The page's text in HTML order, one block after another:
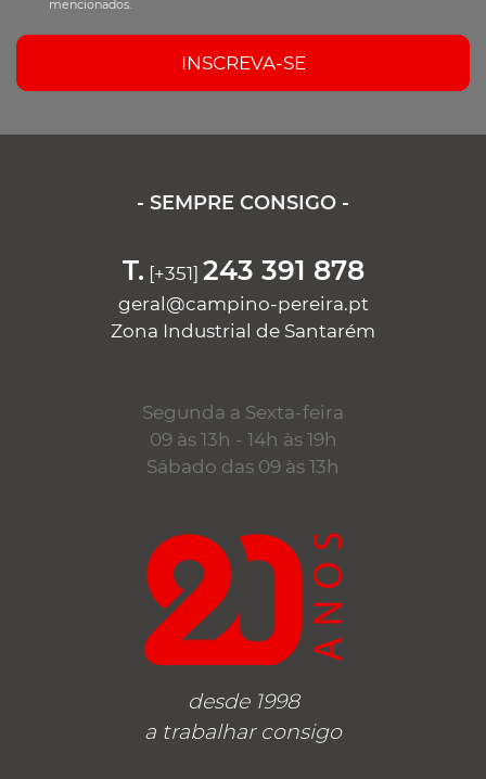
mencionados.
INSCREVA-SE
- SEMPRE CONSIGO -
T. [+351] 243 391 878
geral@campino-pereira.pt
Zona Industrial de Santarém
Segunda a Sexta-feira
09 às 13h - 14h às 19h
Sábado das 09 às 13h
desde 1998
a trabalhar consigo